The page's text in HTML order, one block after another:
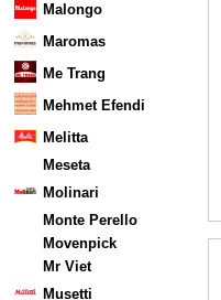
Malongo
Maromas
Me Trang
Mehmet Efendi
Melitta
Meseta
Molinari
Monte Perello
Movenpick
Mr Viet
Musetti